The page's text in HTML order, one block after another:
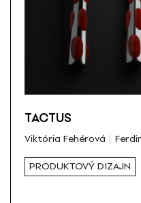
TACTUS
Viktória Fehérová
PRODUKTOVÝ DIZAJN